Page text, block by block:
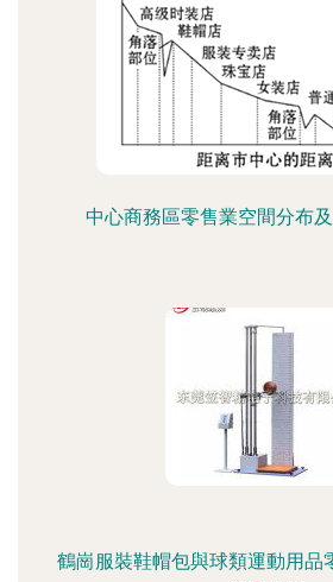
中心商務區零售業空間分布
鶴崗服裝鞋帽包與球類運動用品